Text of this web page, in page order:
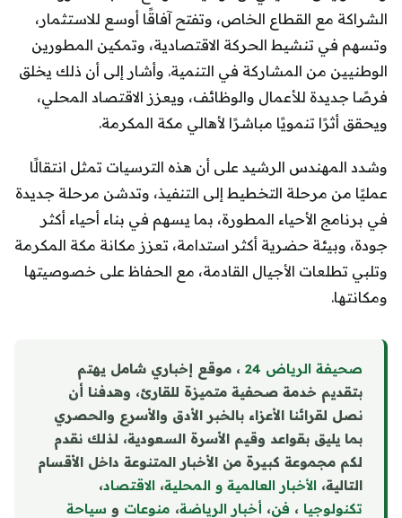
الشراكة مع القطاع الخاص، وتفتح آفاقًا أوسع للاستثمار،
وتسهم في تنشيط الحركة الاقتصادية، وتمكين المطورين
الوطنيين من المشاركة في التنمية. وأشار إلى أن ذلك يخلق
فرصًا جديدة للأعمال والوظائف، ويعزز الاقتصاد المحلي،
ويحقق أثرًا تنمويًا مباشرًا لأهالي مكة المكرمة.
وشدد المهندس الرشيد على أن هذه الترسيات تمثل انتقالًا
عمليًا من مرحلة التخطيط إلى التنفيذ، وتدشن مرحلة جديدة
في برنامج الأحياء المطورة، بما يسهم في بناء أحياء أكثر
جودة، وبيئة حضرية أكثر استدامة، تعزز مكانة مكة المكرمة
وتلبي تطلعات الأجيال القادمة، مع الحفاظ على خصوصيتها
ومكانتها.
صحيفة الرياض 24
، موقع إخباري شامل يهتم
بتقديم خدمة صحفية متميزة للقارئ، وهدفنا أن
نصل لقرائنا الأعزاء بالخبر الأدق والأسرع والحصري
بما يليق بقواعد وقيم الأسرة السعودية، لذلك نقدم
لكم مجموعة كبيرة من الأخبار المتنوعة داخل الأقسام
التالية، الأخبار العالمية و المحلية، الاقتصاد،
تكنولوجيا ، فن، أخبار الرياضة، منوعات و سياحة